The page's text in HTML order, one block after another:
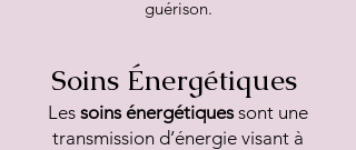
guérison.
Soins Énergétiques
Les soins énergétiquessont une
transmission d’énergie visant à